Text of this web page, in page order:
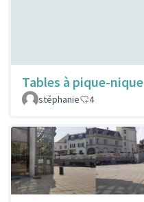
Tables à pique-nique
stéphanie
4